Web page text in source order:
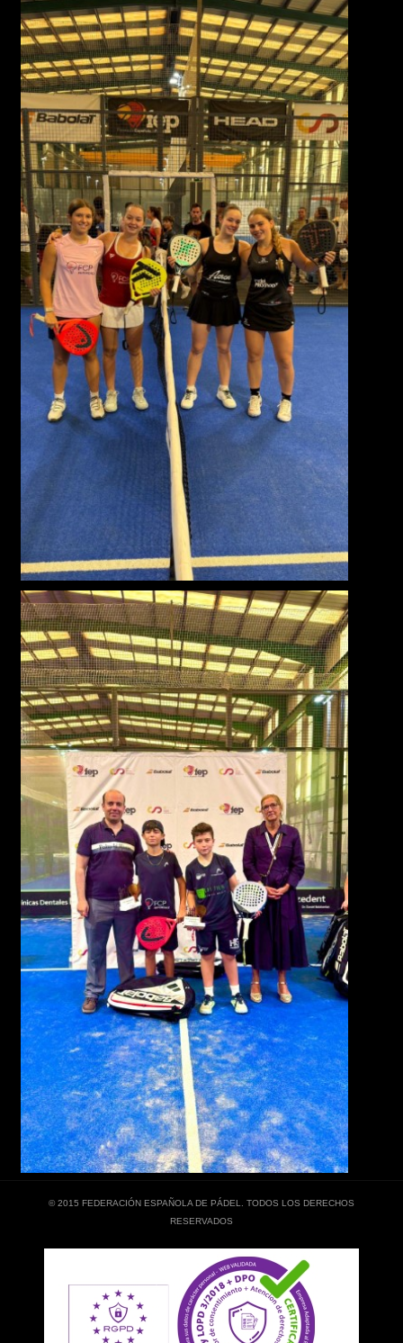
© 2015 FEDERACIÓN ESPAÑOLA DE PÁDEL. TODOS LOS DERECHOS
RESERVADOS